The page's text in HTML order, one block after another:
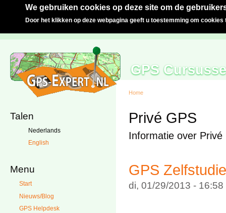
We gebruiken cookies op deze site om de
Door het klikken op deze webpagina geeft u toestemming om cookies
GPS
Talen
Nederlands
English
Menu
Start
Nieuws/Blog
GPS Helpdesk
Home
Privé GPS
Informatie over
GPS
di, 01/29/2013 -